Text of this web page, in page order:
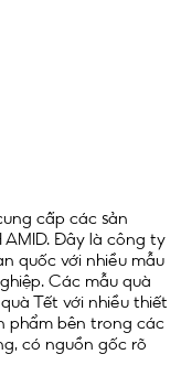
cấp các sản
AMID. Đây là công ty
quốc với nhiều mẫu
Các mẫu quà
Tết với nhiều thiết
phẩm bên trong các
có nguồn gốc rõ